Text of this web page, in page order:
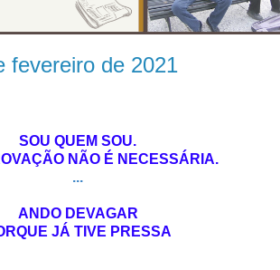
fevereiro de 2021
SOU QUEM SOU.
NÃO É NECESSÁRIA.
...
ANDO DEVAGAR
JÁ TIVE PRESSA